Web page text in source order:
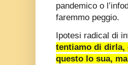
pandemico o
faremmo peggio.
Ipotesi radical di
tentiamo di dirla,
questo lo sua,